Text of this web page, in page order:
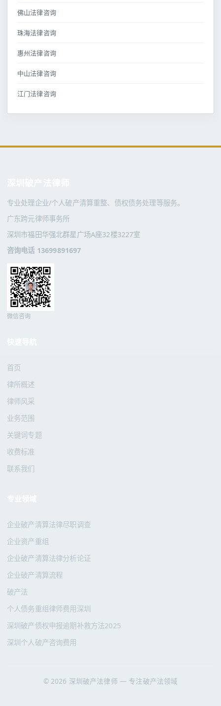
佛山法律咨询
珠海法律咨询
惠州法律咨询
中山法律咨询
江门法律咨询
专业处理企业/个人破产清算重整、债权债务处理等服务。
广东跨元律师事务所
深圳市福田华强北群星广场A座32楼3227室
咨询电话 13699891697
微信咨询
首页
律所概述
律师风采
业务范围
关键词专题
收费标准
联系我们
企业破产清算法律尽职调查
企业资产重组
企业破产清算法律分析论证
企业破产清算流程
破产法
个人债务重组律师费用深圳
深圳破产债权申报逾期补救方法2025
深圳个人破产咨询费用
© 2026 深圳破产法律师 — 专注破产法领域